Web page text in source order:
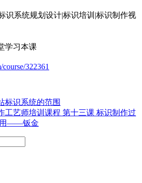
学习本课
322361
标识系统的范围
工艺师培训课程 第十三课 标识制作过
用——钣金